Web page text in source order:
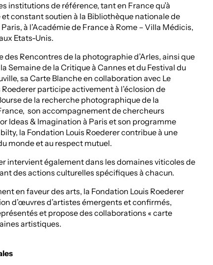
institutions de référence, tant en France qu’à
et constant soutien à la Bibliothèque nationale de
à l’Académie de France à Rome – Villa Médicis,
Etats-Unis.
des Rencontres de la photographie d’Arles, ainsi que
Semaine de la Critique à Cannes et du Festival du
sa Carte Blanche en collaboration avec Le
participe activement à l’éclosion de
de la recherche photographique de la
son accompagnement de chercheurs
Ideas & Imagination à Paris et son programme
la Fondation Louis Roederer contribue à une
monde et au respect mutuel.
intervient également dans les domaines viticoles de
des actions culturelles spécifiques à chacun.
en faveur des arts, la Fondation Louis Roederer
d’œuvres d’artistes émergents et confirmés,
et propose des collaborations « carte
artistiques.